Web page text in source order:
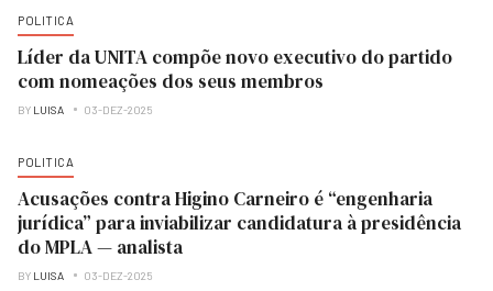
POLITICA
Líder da UNITA compõe novo executivo do partido
com nomeações dos seus membros
BY LUISA 03-DEZ-2025
POLITICA
Acusações contra Higino Carneiro é “engenharia
jurídica” para inviabilizar candidatura à presidência
do MPLA — analista
BY LUISA 03-DEZ-2025